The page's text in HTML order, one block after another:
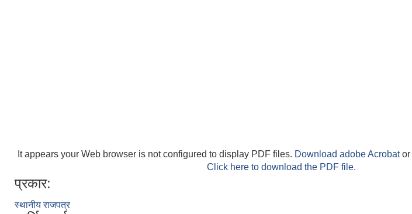
It appears your Web browser is not configured to display PDF files. Download adobe Acrobator
Click here to download the PDF file.
प्रकार:
स्थानीय राजपत्र